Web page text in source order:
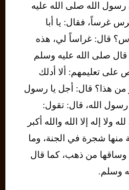
الله صلى الله عليه
غرساً، فقال: يا أبا
قال: غراساً لي، هذه
صلى الله عليه وسلم
على تعليمهم: ألا أدلك
هذا؟ قال: أجل يا رسول
رسول الله، قال: تقول:
ولا إله إلا الله والله أكبر
شجرة في الجنة، وما
وساقها من ذهب، كما قال
وسلم.